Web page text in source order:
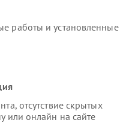
работы и установленные
отсутствие скрытых
или онлайн на сайте